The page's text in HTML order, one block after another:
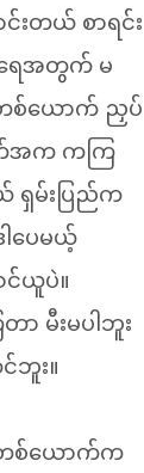
းတယ် စာရင်း
ရေအတွက် မ
စ်ယောက် ညှပ်
အက ကကြ
ရှမ်းပြည်က
ပေမယ့်
ယူပဲ။
မီးမပါဘူး
ဘူး။
တစ်ယောက်က